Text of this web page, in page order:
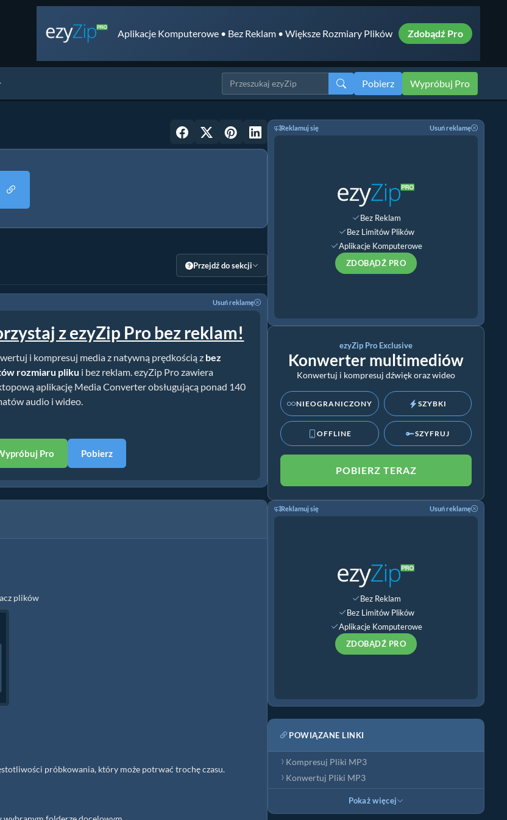
Aplikacje Komputerowe • Bez Reklam • Większe Rozmiary Plików Zdobądź Pro
Pobierz Wypróbuj Pro
Przejdź do sekcji
Usuń reklamę
z ezyZip Pro bez reklam!
i kompresuj media z natywną prędkością z bez
rozmiaru pliku i bez reklam. ezyZip Pro zawiera
aplikację Media Converter obsługującą ponad 140
audio i wideo.
Pro Pobierz
plików
próbkowania, który może potrwać trochę czasu.
Reklamuj się Usuń reklamę
Bez Reklam
Bez Limitów Plików
Aplikacje Komputerowe
ZDOBĄDŹ PRO
ezyZip Pro Exclusive
Konwerter multimediów
Konwertuj i kompresuj dźwięk oraz wideo
NIEOGRANICZONY SZYBKI
OFFLINE SZYFRUJ
POBIERZ TERAZ
Reklamuj się Usuń reklamę
Bez Reklam
Bez Limitów Plików
Aplikacje Komputerowe
ZDOBĄDŹ PRO
POWIĄZANE LINKI
Kompresuj Pliki MP3
Konwertuj Pliki MP3
Pokaż więcej